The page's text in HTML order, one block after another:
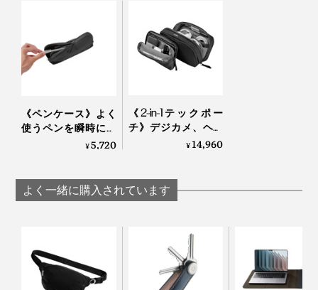
メッシュポケットとペンホルダーも伸縮性があるので、薄いメモリースティック
「デスクポーチ」の材質は、PETを原料とした、600デ
「私たちがそうだったように、多くの人が、自宅やカフ
で働くことを推奨されています。
リモートワークは、新しい働き方や創造性につながる一
ますよね。
「このたっぷりした容量、何冊もある銀行の通帳や領収
書の束が、バサッとひとまとめに入ってありがたい！そ
きて、すごくいい」
「セカンドバッグ代わりにして、持ち歩けるのも便利」
《ペンケース》よく
使うペンを瞬時にと
り出せる専用ポケッ
ンも収まる“ミニマリ
スト3男”の「ビジネ
¥5,720
《2-in-1テックポー
チ》デジカメ、ヘッ
ドホン、電源アダプ
の道具がたっぷり入
る「ビジネスポーチ
¥14,960
よく一緒に購入されています